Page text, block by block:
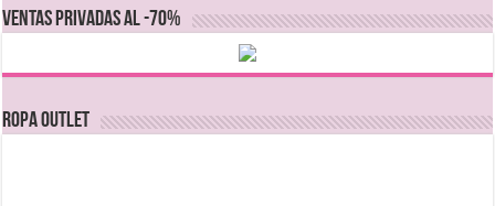
VENTAS PRIVADAS AL -70%
Ropa Outlet